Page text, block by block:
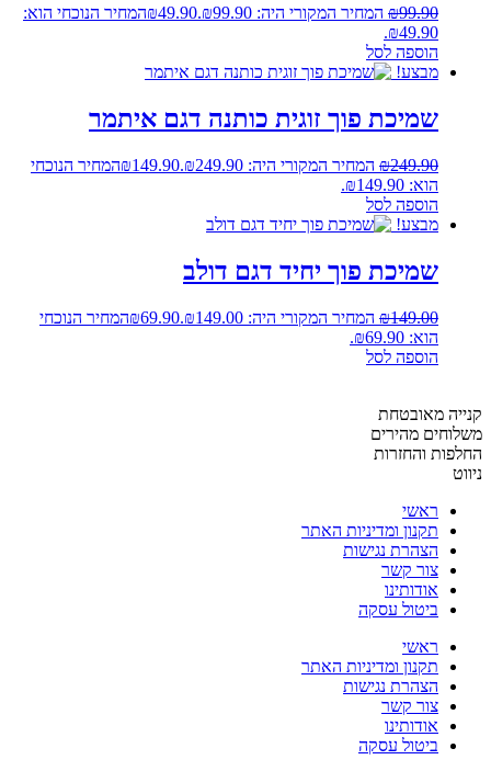
₪99.90 המחיר המקורי היה: ₪99.90. ₪49.90
המחיר הנוכחי הוא:
₪49.90.
הוספה לסל
מבצע!
שמיכת פוך זוגית כותנה דגם איתמר
₪249.90 המחיר המקורי היה: ₪249.90. ₪149.90
המחיר הנוכחי
הוא: ₪149.90.
הוספה לסל
מבצע!
שמיכת פוך יחיד דגם דולב
₪149.00 המחיר המקורי היה: ₪149.00. ₪69.90
המחיר הנוכחי
הוא: ₪69.90.
הוספה לסל
קנייה מאובטחת
משלוחים מהירים
החלפות והחזרות
ניווט
ראשי
תקנון ומדיניות האתר
הצהרת נגישות
צור קשר
אודותינו
ביטול עסקה
ראשי
תקנון ומדיניות האתר
הצהרת נגישות
צור קשר
אודותינו
ביטול עסקה